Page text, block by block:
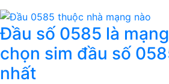
Đầu số 0585 là
chọn sim đầu số
nhất